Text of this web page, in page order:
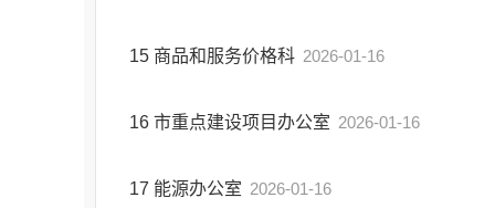
15 商品和服务价格科 2026-01-16
16 市重点建设项目办公室 2026-01-16
17 能源办公室 2026-01-16